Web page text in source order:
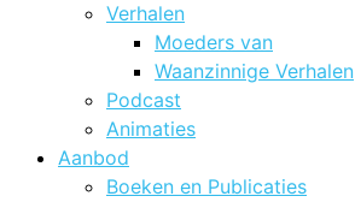
Verhalen
Moeders van
Waanzinnige Verhalen
Podcast
Animaties
Aanbod
Boeken en Publicaties